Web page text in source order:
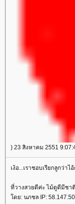
) 23 สิงหาคม 2551
เง้อ...เราชอบเรียกลูกว่
ที่วางสวยดีค่ะ ไม้ดูดีมีชา
ดย: นภชล IP: